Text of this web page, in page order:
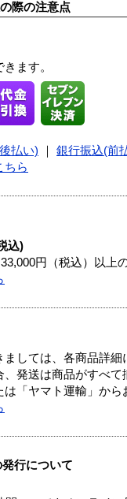
際の注意点
ます。
払い) 銀行振込(前
ちら
込)
円（税込）以上
しては、各商品詳
発送は商品がすべて
「ヤマト運輸」から
行について